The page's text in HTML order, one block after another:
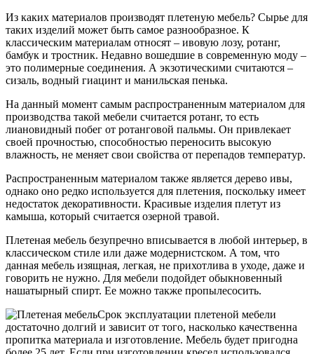
Из каких материалов производят плетеную мебель? Сырье для
таких изделий может быть самое разнообразное. К
классическим материалам относят – ивовую лозу, ротанг,
бамбук и тростник. Недавно вошедшие в современную моду –
это полимерные соединения. А экзотическими считаются –
сизаль, водный гиацинт и манильская пенька.
На данный момент самым распространенным материалом для
производства такой мебели считается ротанг, то есть
лиановидный побег от ротанговой пальмы. Он привлекает
своей прочностью, способностью переносить высокую
влажность, не меняет свои свойства от перепадов температур.
Распространенным материалом также является дерево ивы,
однако оно редко используется для плетения, поскольку имеет
недостаток декоративности. Красивые изделия плетут из
камыша, который считается озерной травой.
Плетеная мебель безупречно вписывается в любой интерьер, в
классическом стиле или даже модернистском. А том, что
данная мебель изящная, легкая, не прихотлива в уходе, даже и
говорить не нужно. Для мебели подойдет обыкновенный
нашатырный спирт. Ее можно также пропылесосить.
Срок эксплуатации плетеной мебели
достаточно долгий и зависит от того, насколько качественна
пропитка материала и изготовление. Мебель будет пригодна